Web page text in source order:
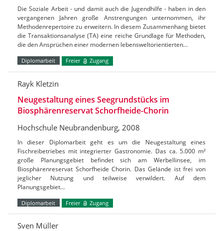
Die Soziale Arbeit - und damit auch die Jugendhilfe - haben in den
vergangenen Jahren große Anstrengungen unternommen, ihr
Methodenrepertoire zu erweitern. In diesem Zusammenhang bietet
die Transaktionsanalyse (TA) eine reiche Grundlage für Methoden,
die den Ansprüchen einer modernen lebensweltorientierten…
Diplomarbeit Freier Zugang
Rayk Kletzin
Neugestaltung eines Seegrundstücks im
Biosphärenreservat Schorfheide-Chorin
Hochschule Neubrandenburg, 2008
In dieser Diplomarbeit geht es um die Neugestaltung eines
Fischreibetriebes mit integrierter Gastronomie. Das ca. 5.000 m²
große Planungsgebiet befindet sich am Werbellinsee, im
Biosphärenreservat Schorfheide Chorin. Das Gelände ist frei von
jeglicher Nutzung und teilweise verwildert. Auf dem
Planungsgebiet…
Diplomarbeit Freier Zugang
Sven Müller